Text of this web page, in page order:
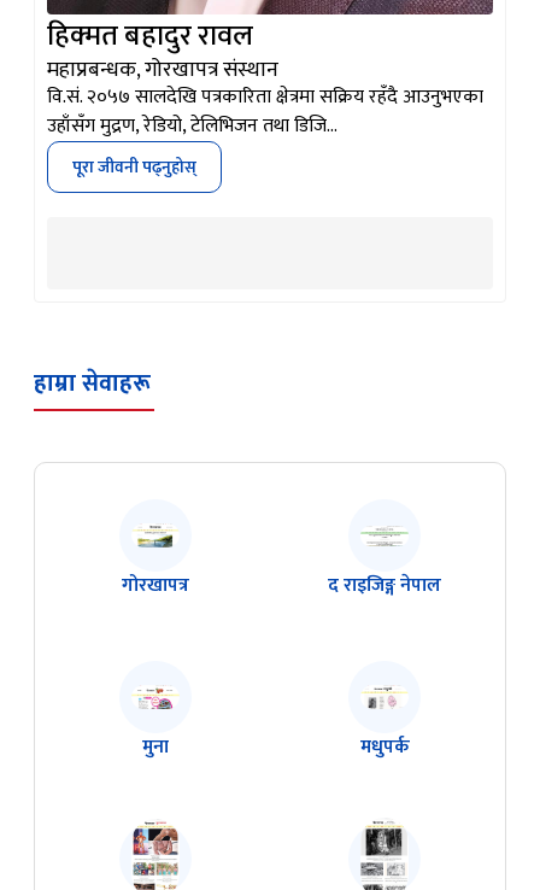
हिक्मत बहादुर रावल
महाप्रबन्धक, गोरखापत्र संस्थान
वि.सं. २०५७ सालदेखि पत्रकारिता क्षेत्रमा सक्रिय रहँदै आउनुभएका
उहाँसँग मुद्रण, रेडियो, टेलिभिजन तथा डिजि…
पूरा जीवनी पढ्नुहोस्
हाम्रा सेवाहरू
गोरखापत्र द राइजिङ्ग नेपाल
मुना मधुपर्क